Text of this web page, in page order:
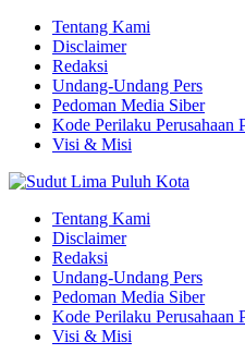
Tentang Kami
Disclaimer
Redaksi
Undang-Undang Pers
Pedoman Media Siber
Kode Perilaku Perusahaan
Visi & Misi
Tentang Kami
Disclaimer
Redaksi
Undang-Undang Pers
Pedoman Media Siber
Kode Perilaku Perusahaan
Visi & Misi